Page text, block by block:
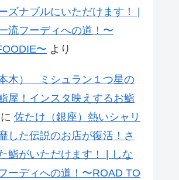
ズナブルにいただけます！ |
流フーディへの道！〜
〜 より
木） ミシュラン１つ星の
屋！インスタ映えするお鮨
に 佐たけ（銀座）熱いシャリ
した伝説のお店が復活！さ
鮨がいただけます！ | しな
ーディへの道！〜ROAD TO